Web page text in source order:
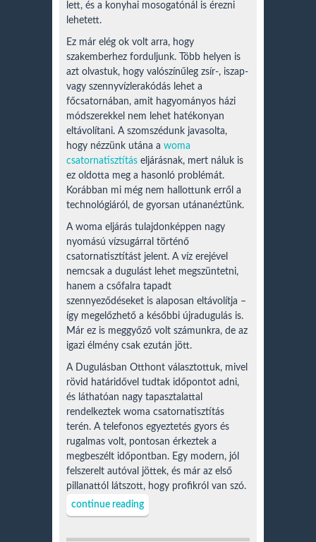
lett, és a konyhai mosogatónál is érezni
lehetett.
Ez már elég ok volt arra, hogy
szakemberhez forduljunk. Több helyen is
azt olvastuk, hogy valószínűleg zsír-, iszap-
vagy szennyvízlerakódás lehet a
főcsatornában, amit hagyományos házi
módszerekkel nem lehet hatékonyan
eltávolítani. A szomszédunk javasolta,
hogy nézzünk utána a woma
csatornatisztítás eljárásnak, mert náluk is
ez oldotta meg a hasonló problémát.
Korábban mi még nem hallottunk erről a
technológiáról, de gyorsan utánanéztünk.
A woma eljárás tulajdonképpen nagy
nyomású vízsugárral történő
csatornatisztítást jelent. A víz erejével
nemcsak a dugulást lehet megszüntetni,
hanem a csőfalra tapadt
szennyeződéseket is alaposan eltávolítja –
így megelőzhető a későbbi újradugulás is.
Már ez is meggyőző volt számunkra, de az
igazi élmény csak ezután jött.
A Dugulásban Otthont választottuk, mivel
rövid határidővel tudtak időpontot adni,
és láthatóan nagy tapasztalattal
rendelkeztek woma csatornatisztítás
terén. A telefonos egyeztetés gyors és
rugalmas volt, pontosan érkeztek a
megbeszélt időpontban. Egy modern, jól
felszerelt autóval jöttek, és már az első
pillanattól látszott, hogy profikról van szó.
continue reading